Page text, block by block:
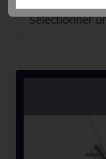
Catégories